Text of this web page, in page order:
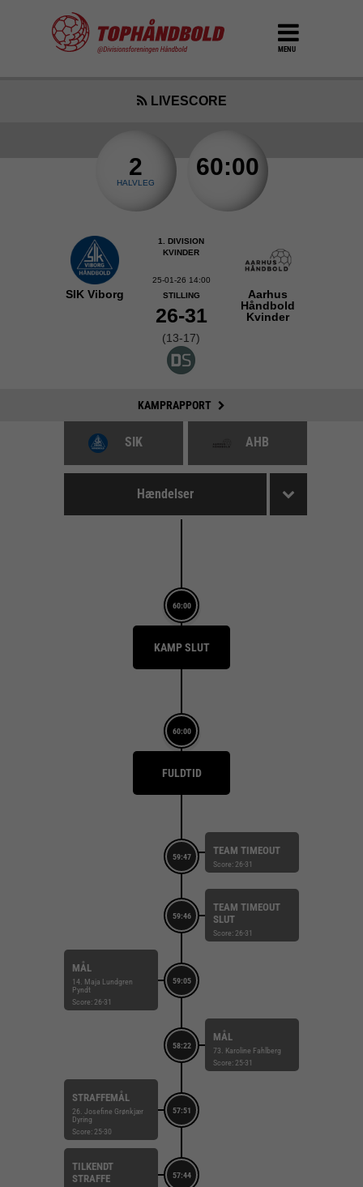
MENU
LIVESCORE
2
HALVLEG
60:00
SIK Viborg
1. DIVISION
KVINDER
25-01-26 14:00
STILLING
26-31
(13-17)
Aarhus
Håndbold
Kvinder
KAMPRAPPORT
SIK AHB
Hændelser
60:00
KAMP SLUT
60:00
FULDTID
59:47
TEAM TIMEOUT
Score: 26-31
59:46
TEAM TIMEOUT
SLUT
Score: 26-31
59:05
MÅL
14. Maja Lundgren
Pyndt
Score: 26-31
58:22
MÅL
73. Karoline Fahlberg
Score: 25-31
57:51
STRAFFEMÅL
26. Josefine Grønkjær
Dyring
Score: 25-30
57:44
TILKENDT
STRAFFE